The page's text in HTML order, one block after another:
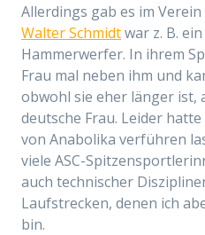
Allerdings gab es im
Walter Schmidtwar z. B.
Hammerwerfer. In ihrem
Frau mal neben ihm und
obwohl sie eher länger ist,
deutsche Frau. Leider
von Anabolika verführen
viele ASC-
auch technischer
Laufstrecken, denen ich
bin.